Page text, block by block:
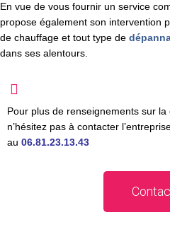
En vue de vous fournir un service
propose également son intervention
de chauffage et tout type de
dans ses alentours.
Pour plus de renseignements sur
n’hésitez pas à contacter l’entre
au 06.81.23.13.43